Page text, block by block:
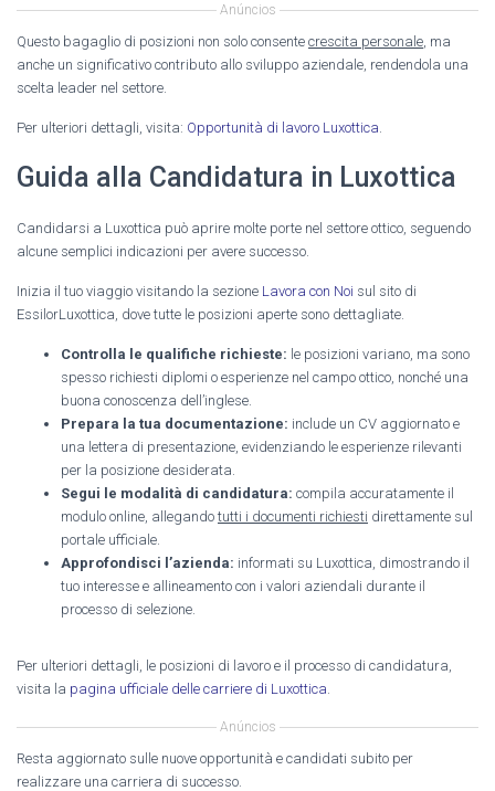
Anúncios
Questo bagaglio di posizioni non solo consente crescita personale , ma
anche un significativo contributo allo sviluppo aziendale, rendendola una
scelta leader nel settore.
Per ulteriori dettagli, visita: Opportunità di lavoro Luxottica
Guida alla Candidatura in Luxottica
Candidarsi a Luxottica può aprire molte porte nel settore ottico, seguendo
alcune semplici indicazioni per avere successo.
Inizia il tuo viaggio visitando la sezione Lavora con Noi sul sito di
EssilorLuxottica, dove tutte le posizioni aperte sono dettagliate.
Controlla le qualifiche richieste: le posizioni variano, ma sono
spesso richiesti diplomi o esperienze nel campo ottico, nonché una
buona conoscenza dell’inglese.
Prepara la tua documentazione: include un CV aggiornato e
una lettera di presentazione, evidenziando le esperienze rilevanti
per la posizione desiderata.
Segui le modalità di candidatura: compila accuratamente il
modulo online, allegando tutti i documenti richiesti direttamente sul
portale ufficiale.
Approfondisci l’azienda: informati su Luxottica, dimostrando il
tuo interesse e allineamento con i valori aziendali durante il
processo di selezione.
Per ulteriori dettagli, le posizioni di lavoro e il processo di candidatura,
visita la pagina ufficiale delle carriere di Luxottica
Anúncios
Resta aggiornato sulle nuove opportunità e candidati subito per
realizzare una carriera di successo.